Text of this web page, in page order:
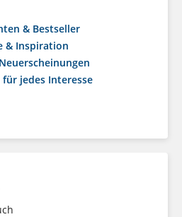
& Bestseller
& Inspiration
jedes Interesse